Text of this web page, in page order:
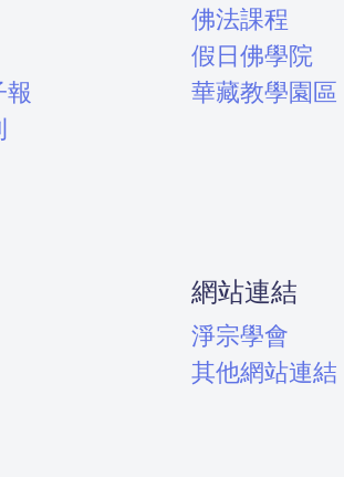
佛法課程
假日佛學院
華藏教學園區
網站連結
淨宗學會
其他網站連結